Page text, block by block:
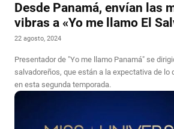
Desde Panamá, envían las
vibras a «Yo me llamo El
22 agosto, 2024
Presentador de "Yo me llamo Panamá" se
salvadoreños, que están a la expectativa de lo
en esta segunda temporada.